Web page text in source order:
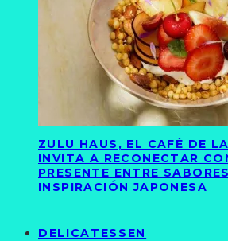
ZULU HAUS, EL CAFÉ DE
INVITA A RECONECTAR
PRESENTE ENTRE
INSPIRACIÓN JAPONESA
DELICATESSEN